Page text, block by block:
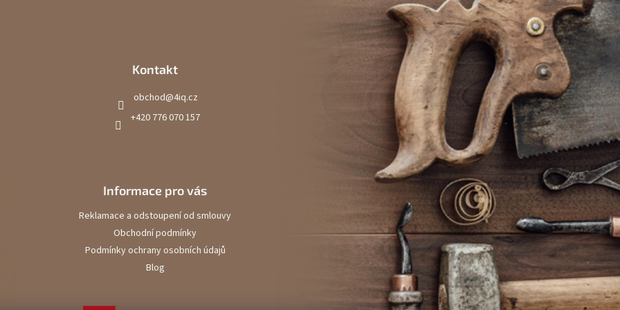
Kontakt
obchod@4iq.cz
+420 776 070 157
Informace pro vás
Reklamace a odstoupení od smlouvy
Obchodní podmínky
Podmínky ochrany osobních údajů
Blog